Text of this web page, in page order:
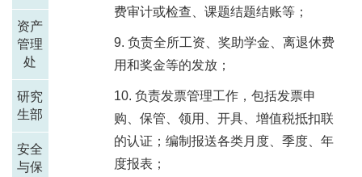
资产
管理
处
研究
生部
安全
与保
费审计或检查、课题结题结账等；
负责全所工资、奖助学金、离退休费
用和奖金等的发放；
负责发票管理工作，包括发票申
购、保管、领用、开具、增值税抵扣联
的认证；编制报送各类月度、季度、年
度报表；